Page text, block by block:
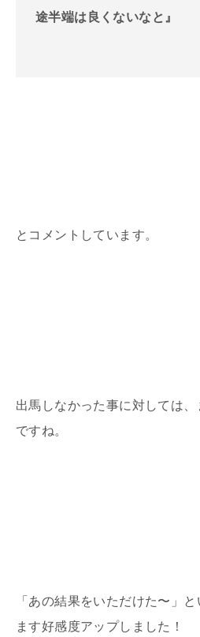
途半端は良くないなと』
とコメントしています。
出馬しなかった事に対しては、
ですね。
「あの結果をいただけた〜」と
ます好感度アップしました！